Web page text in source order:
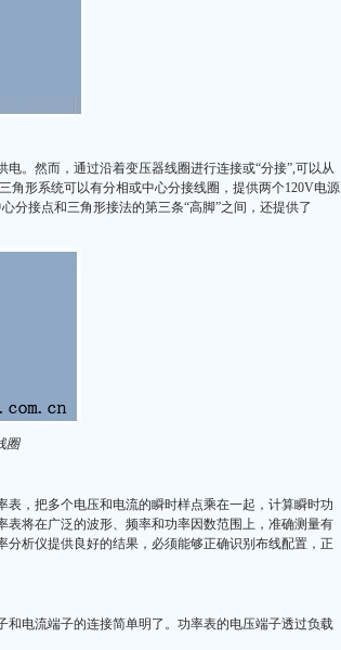
。然而，通过沿着变压器线圈进行连接或“分接”,可以从
角形系统可以有分相或中心分接线圈，提供两个120V电源
分接点和三角形接法的第三条“高脚”之间，还提供了
圈
，把多个电压和电流的瞬时样点乘在一起，计算瞬时功
将在广泛的波形、频率和功率因数范围上，准确测量有
析仪提供良好的结果，必须能够正确识别布线配置，正
电流端子的连接简单明了。功率表的电压端子透过负载